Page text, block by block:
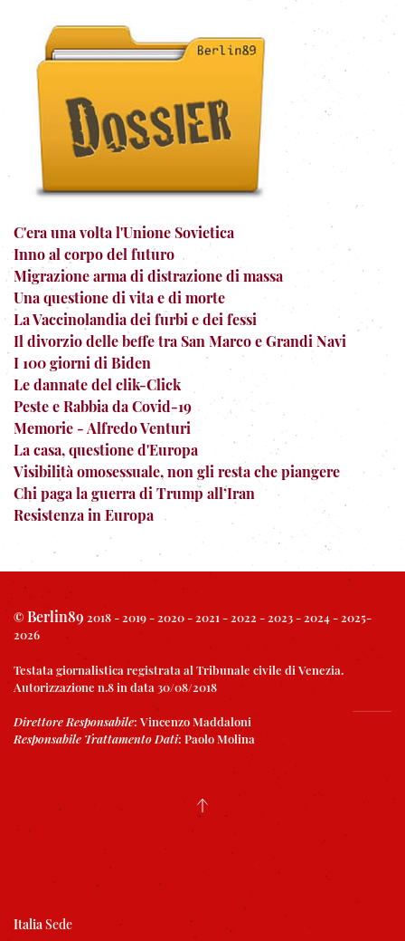
C'era una volta l'Unione Sovietica
Inno al corpo del futuro
Migrazione arma di distrazione di massa
Una questione di vita e di morte
La Vaccinolandia dei furbi e dei fessi
Il divorzio delle beffe tra San Marco e Grandi Navi
I 100 giorni di Biden
Le dannate del clik-Click
Peste e Rabbia da Covid-19
Memorie - Alfredo Venturi
La casa, questione d'Europa
Visibilità omosessuale, non gli resta che piangere
Chi paga la guerra di Trump all’Iran
Resistenza in Europa
© Berlin89 2018 - 2019 - 2020 - 2021 - 2022 - 2023 - 2024 - 2025-
2026
Testata giornalistica registrata al Tribunale civile di Venezia.
Autorizzazione n.8 in data 30/08/2018
Direttore Responsabile: Vincenzo Maddaloni
Responsabile Trattamento Dati: Paolo Molina
ItaliaSede